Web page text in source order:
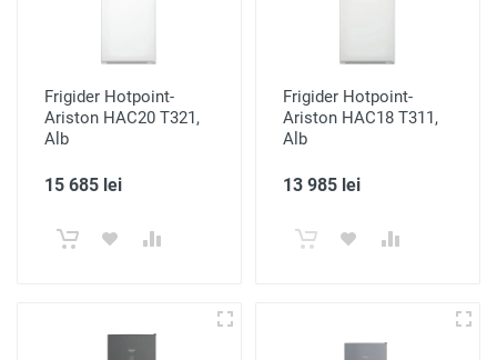
Frigider Hotpoint-
Ariston HAC20 T321,
Alb
15 685 lei
Frigider Hotpoint-
Ariston HAC18 T311,
Alb
13 985 lei